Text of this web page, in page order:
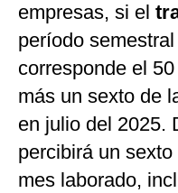
empresas, si el
período
corresponde el
más un sexto de
en julio del 2025.
percibirá un
mes laborado,